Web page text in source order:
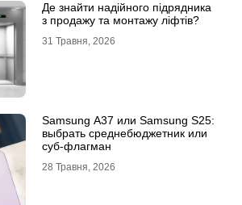
Де знайти надійного підрядника
з продажу та монтажу ліфтів?
31 Травня, 2026
Samsung A37 или Samsung S25:
выбрать среднебюджетник или
суб-флагман
28 Травня, 2026